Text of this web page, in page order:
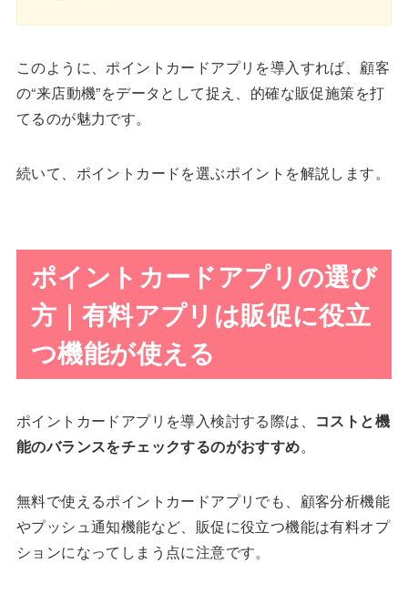
このように、ポイントカードアプリを導入すれば、顧客
の“来店動機”をデータとして捉え、的確な販促施策を打
てるのが魅力です。
続いて、ポイントカードを選ぶポイントを解説します。
ポイントカードアプリの選び
方｜有料アプリは販促に役立
つ機能が使える
ポイントカードアプリを導入検討する際は、 コストと機
能のバランスをチェックするのがおすすめ。
無料で使えるポイントカードアプリでも、顧客分析機能
やプッシュ通知機能など、販促に役立つ機能は有料オプ
ションになってしまう点に注意です。